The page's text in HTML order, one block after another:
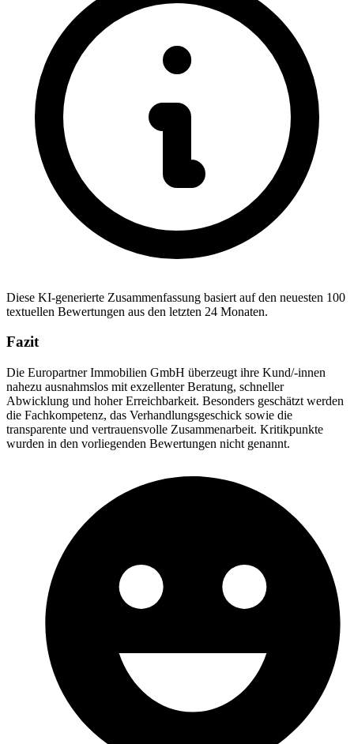
Diese KI-generierte Zusammenfassung basiert auf den neuesten 100
textuellen Bewertungen aus den letzten 24 Monaten.
Fazit
Die Europartner Immobilien GmbH überzeugt ihre Kund/-innen
nahezu ausnahmslos mit exzellenter Beratung, schneller
Abwicklung und hoher Erreichbarkeit. Besonders geschätzt werden
die Fachkompetenz, das Verhandlungsgeschick sowie die
transparente und vertrauensvolle Zusammenarbeit. Kritikpunkte
wurden in den vorliegenden Bewertungen nicht genannt.